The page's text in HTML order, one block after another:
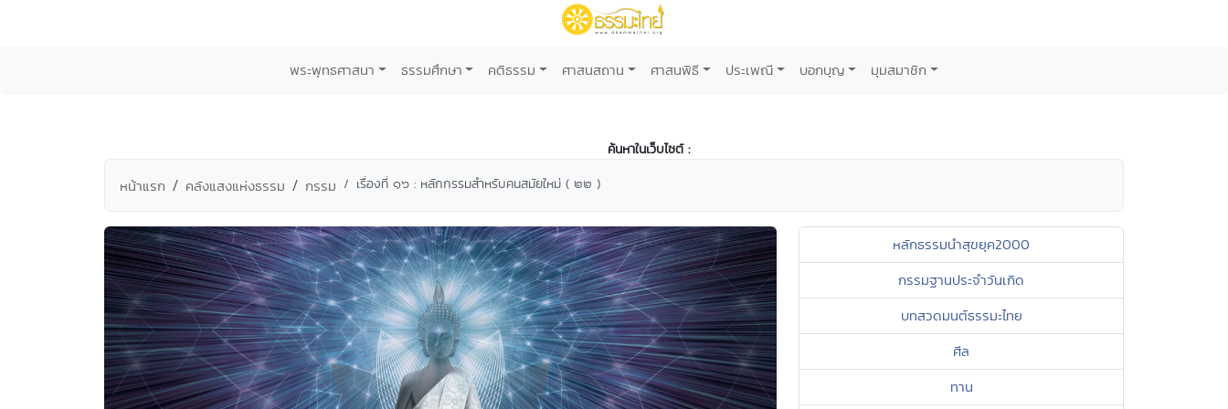
พระพุทธศาสนา ธรรมศึกษา คติธรรม ศาสนสถาน ศาสนพิธี ประเพณี บอกบุญ มุมสมาชิก
ค้นหาในเว็บไซต์ :
หน้าแรก คลังแสงแห่งธรรม กรรม เรื่องที่ ๑๖ : หลักกรรมสำหรับคนสมัยใหม่ ( ๒๒ )
หลักธรรมนำสุขยุค2000
กรรมฐานประจำวันเกิด
บทสวดมนต์ธรรมะไทย
ศีล
ทาน